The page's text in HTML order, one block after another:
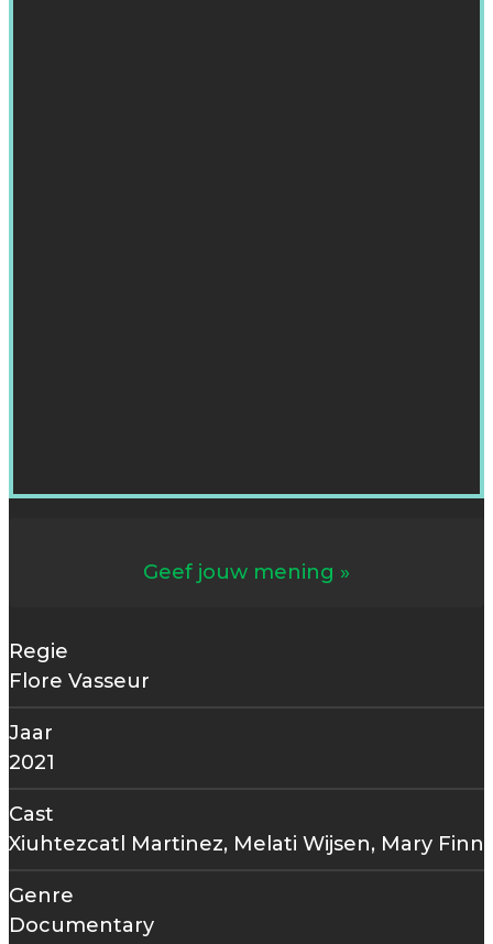
Geef jouw mening
Regie
Flore Vasseur
Jaar
2021
Cast
Xiuhtezcatl Martinez, Melati Wijsen, Mary Finn
Genre
Documentary